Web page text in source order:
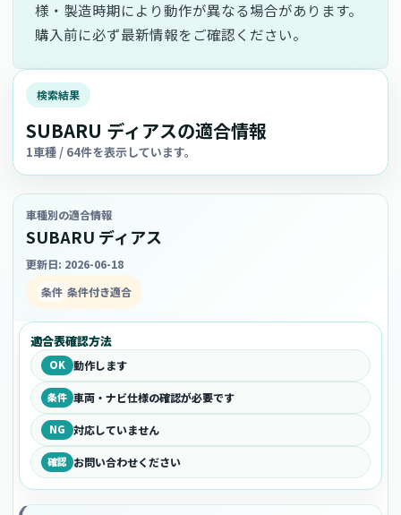
様・製造時期により動作が異なる場合があります。
購入前に必ず最新情報をご確認ください。
検索結果
SUBARU ディアスの適合情報
1車種 / 64件を表示しています。
車種別の適合情報
SUBARU ディアス
更新日: 2026-06-18
条件 条件付き適合
適合表確認方法
OK 動作します
条件 車両・ナビ仕様の確認が必要です
NG 対応していません
確認 お問い合わせください